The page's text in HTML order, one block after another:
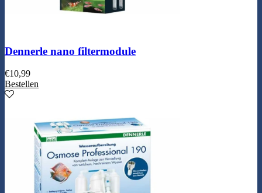
Dennerle nano filtermodule
€10,99
Bestellen